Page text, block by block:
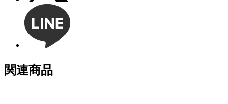
関連商品